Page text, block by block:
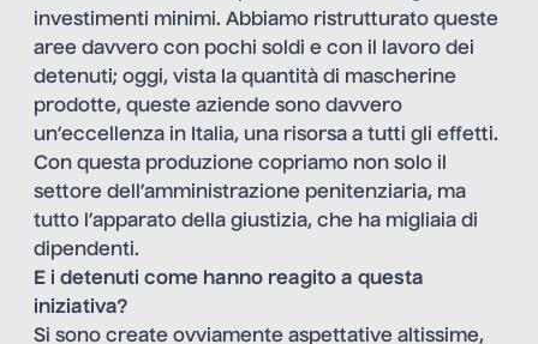
investimenti minimi. Abbiamo ristrutturato queste
aree davvero con pochi soldi e con il lavoro dei
detenuti; oggi, vista la quantità di mascherine
prodotte, queste aziende sono davvero
un’eccellenza in Italia, una risorsa a tutti gli effetti.
Con questa produzione copriamo non solo il
settore dell’amministrazione penitenziaria, ma
tutto l’apparato della giustizia, che ha migliaia di
dipendenti.
E i detenuti come hanno reagito a questa
iniziativa?
Si sono create ovviamente aspettative altissime,